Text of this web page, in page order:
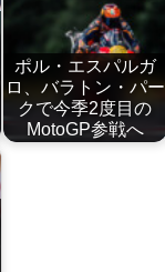
ポル・エスパルガ
ロ、バラトン・パー
クで今季2度目の
MotoGP参戦へ